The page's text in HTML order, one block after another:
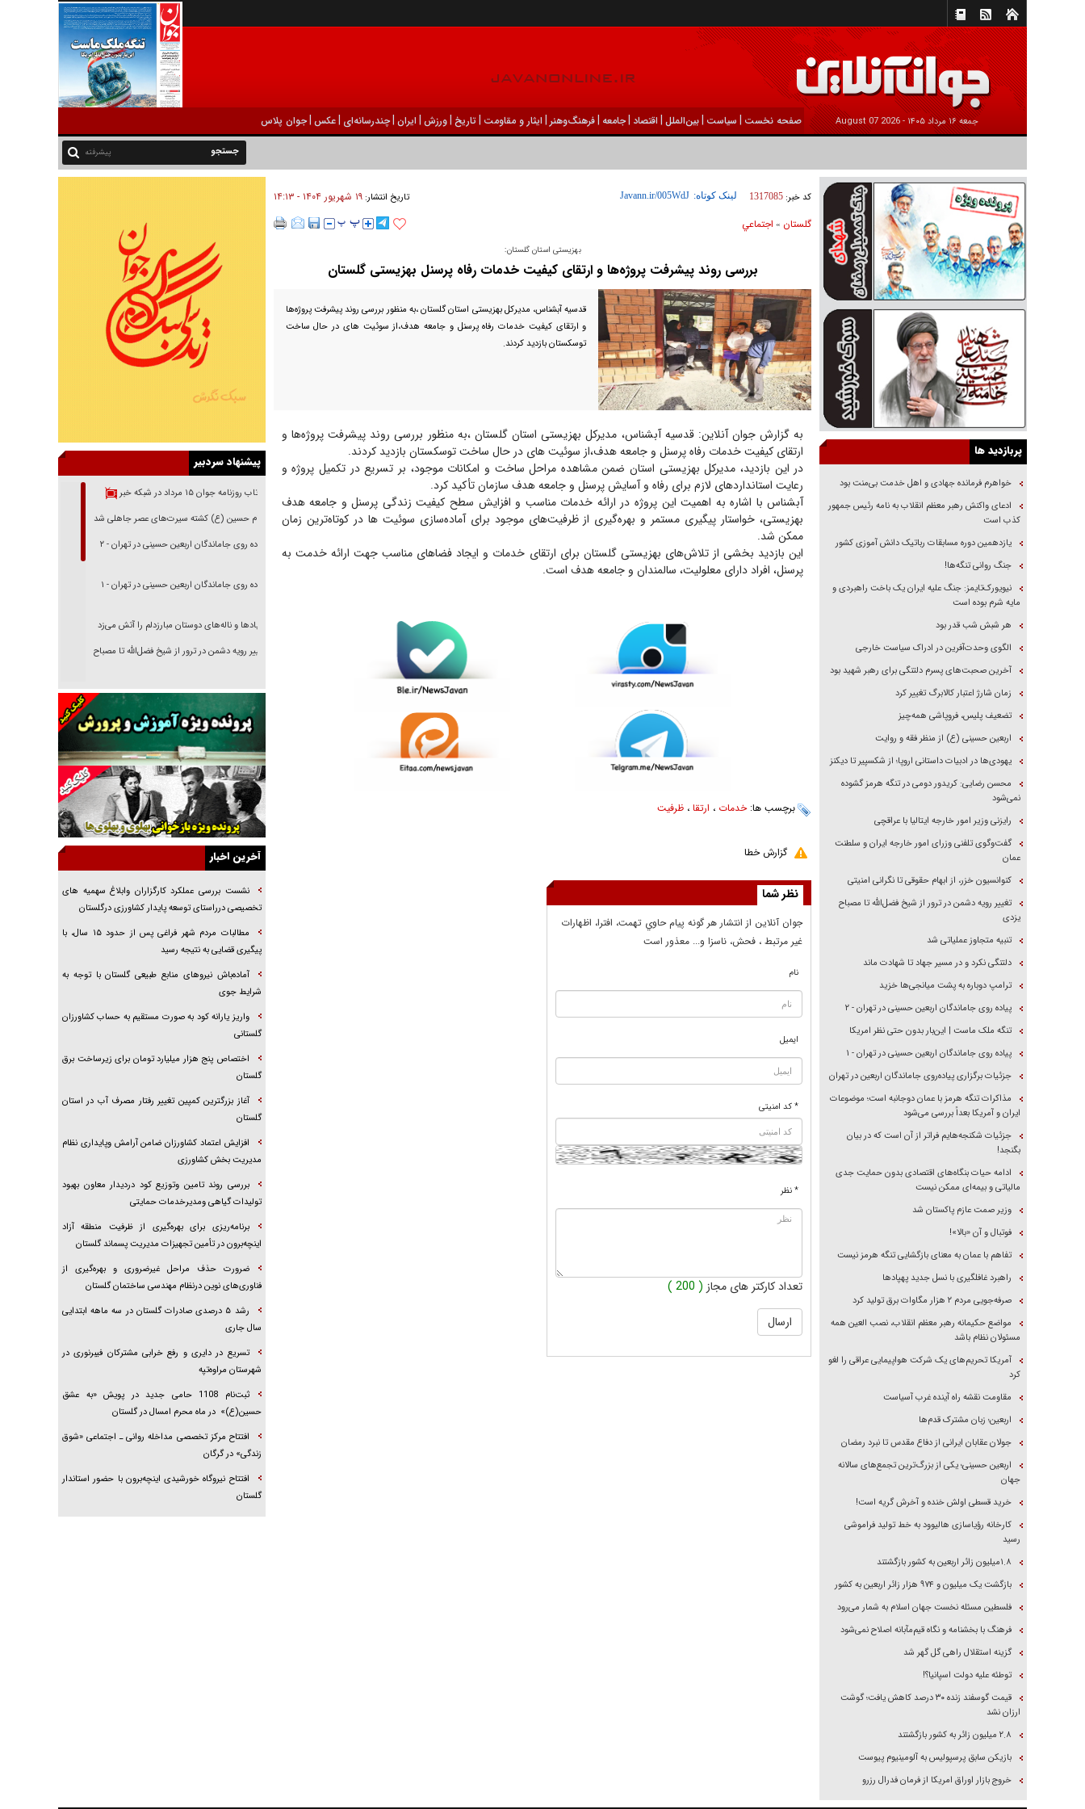
جمعه ۱۶ مرداد ۱۴۰۵ - 2026 August 07 صفحه نخست | سیاست |بين‌الملل | اقتصاد |جامعه |فرهنگ‌و‌هنر | ایثار و مقاومت |تاریخ |ورزش | ايران |چندرسانه‌ای |عکس |جوان پلاس
پیشرفته
کد خبر: 1317085 لینک کوتاه: تاریخ انتشار:۱۹ شهريور ۱۴۰۴ - ۱۴:۱۳
گلستان » اجتماعي
بهزیستی استان گلستان:
بررسی روند پیشرفت پروژه‌ها و ارتقای کیفیت خدمات رفاه پرسنل بهزیستی گلستان
قدسیه آبشناس، مدیرکل بهزیستی استان گلستان ،به منظور بررسی روند پیشرفت پروژه‌ها
و ارتقای کیفیت خدمات رفاه پرسنل و جامعه هدف،از سوئیت های در حال ساخت
توسکستان بازدید کردند.
به گزارش جوان آنلاین: قدسیه آبشناس، مدیرکل بهزیستی استان گلستان ،به منظور بررسی روند پیشرفت پروژه‌ها و
ارتقای کیفیت خدمات رفاه پرسنل و جامعه هدف،از سوئیت های در حال ساخت توسکستان بازدید کردند.
در این بازدید، مدیرکل بهزیستی استان ضمن مشاهده مراحل ساخت و امکانات موجود، بر تسریع در تکمیل پروژه و
رعایت استانداردهای لازم برای رفاه و آسایش پرسنل و جامعه هدف سازمان تأکید کرد.
آبشناس با اشاره به اهمیت این پروژه در ارائه خدمات مناسب و افزایش سطح کیفیت زندگی پرسنل و جامعه هدف
بهزیستی، خواستار پیگیری مستمر و بهره‌گیری از ظرفیت‌های موجود برای آماده‌سازی سوئیت ها در کوتاه‌ترین زمان
ممکن شد.
این بازدید بخشی از تلاش‌های بهزیستی گلستان برای ارتقای خدمات و ایجاد فضاهای مناسب جهت ارائه خدمت به
پرسنل، افراد دارای معلولیت، سالمندان و جامعه هدف است.
برچسب ها:خدمات ، ارتقا، ظرفیت
گزارش خطا
نظر شما
جوان آنلاين از انتشار هر گونه پيام حاوي تهمت، افترا، اظهارات
غير مرتبط ، فحش، ناسزا و... معذور است
نام
ایمیل
* کد امنیتی
* نظر
تعداد کارکتر های مجاز ( 200 )
پربازدید ها
خواهرم فرمانده جهادی و اهل خدمت بی‌منت بود
ادعای واکنش رهبر معظم انقلاب به نامه رئیس جمهور
کذب است
یازدهمین دوره مسابقات رباتیک دانش آموزی کشور
جنگ روانی تنگه‌ها!
نیویورک‌تایمز: جنگ علیه ایران یک باخت راهبردی و
مایه شرم بوده است
هر شبش شب قدر بود
الگوی وحدت‌آفرین در ادراک سیاست خارجی
آخرین صحبت‌های پسرم دلتنگی برای رهبر شهید بود
زمان شارژ اعتبار کالابرگ تغییر کرد
تضعیف پلیس، فروپاشی همه‌چیز
اربعین حسینی (ع) از منظر فقه و روایت
یهودی‌ها در ادبیات داستانی اروپا؛ از شکسپیر تا دیکنز
محسن رضایی: کریدور دومی در تنگه هرمز گشوده
نمی‌شود
رایزنی وزیر امور خارجه ایتالیا با عراقچی
گفت‌وگوی تلفنی وزرای امور خارجه ایران و سلطنت
عمان
کنوانسیون خزر، از ابهام حقوقی تا نگرانی امنیتی
تغییر رویه دشمن در ترور از شیخ فضل‌الله تا مصباح
یزدی
تنبیه متجاوز عملیاتی شد
دلتنگی نکرد و در مسیر جهاد تا شهادت ماند
ترامپ دوباره به پشت میانجی‌ها خزید
پیاده روی جاماندگان اربعین حسینی در تهران - ۲
تنگه ملک ماست | این‌بار بدون حتی نظر امریکا
پیاده روی جاماندگان اربعین حسینی در تهران - ۱
جزئیات برگزاری پیاده‌روی جاماندگان اربعین در تهران
مذاکرات تنگه هرمز با عمان دوجانبه است؛ موضوعات
ایران و آمریکا بعداً بررسی می‌شود
جزئیات شکنجه‌هایم فراتر از آن است که در بیان
بگنجد!
ادامه حیات بنگاه‌های اقتصادی بدون حمایت جدی
مالیاتی و بیمه‌ای ممکن نیست
وزیر صمت عازم پاکستان شد
فوتبال و آن «بالا»!
تفاهم با عمان به معنای بازگشایی تنگه هرمز نیست
راهبرد غافلگیری با نسل جدید پهپاد‌ها
صرفه‌جویی مردم ۲ هزار مگاوات برق تولید کرد
مواضع حکیمانه رهبر معظم انقلاب، نصب العین همه
مسئولان نظام باشد
آمریکا تحریم‌های یک شرکت هواپیمایی عراقی را لغو
کرد
مقاومت نقشه راه آینده غرب آسیاست
اربعین؛ زبان مشترک قدم‌ها
جولان عقابان ایرانی از دفاع مقدس تا نبرد رمضان
اربعین حسینی؛ یکی از بزرگ‌ترین تجمع‌های سالانه
جهان
خرید قسطی اولش خنده و آخرش گریه است!
کارخانه رؤیاسازی هالیوود به خط تولید فراموشی
رسید
۱.۸میلیون زائر اربعین به کشور بازگشتند
بازگشت یک میلیون و ۹۷۴ هزار زائر اربعین به کشور
فلسطین مسئله نخست جهان اسلام به شمار می‌رود
فرهنگ با بخشنامه و نگاه قیم‌مآبانه اصلاح نمی‌شود
گزینه استقلال راهی گل گهر شد
توطئه علیه دولت اسپانیا؟!
قیمت گوسفند زنده ۳۰ درصد کاهش یافت؛ گوشت
ارزان نشد
۲.۸ میلیون زائر به کشور بازگشتند
بازیکن سابق پرسپولیس به آلومینیوم پیوست
خروج بازار اوراق امریکا از فرمان فدرال رزرو
پیشنهاد سردبیر
بازتاب روزنامه جوان ۱۵ مرداد در شبکه خبر
امام حسین (ع) کشته سیرت‌های عصر جاهلی شد
پیاده روی جاماندگان اربعین حسینی در تهران - ۲
پیاده روی جاماندگان اربعین حسینی در تهران - ۱
فریاد‌ها و ناله‌های دوستان مبارزدلم را آتش می‌زد
تغییر رویه دشمن در ترور از شیخ فضل‌الله تا مصباح
خرید قسطی اولش خنده و آخرش گریه است!
فوتبال و آن «بالا»!
راهبرد غافلگیری با نسل جدید پهپاد‌ها
جنجال پزشکان تقلبی در صنعت زیبایی
یهودی‌ها در ادبیات داستانی اروپا؛ از شکسپیر تا
دیکنز
گفت‌وگو با خواهر یکی از شهدای جنگ رمضان/
خواهرم فرمانده جهادی و اهل خدمت بی‌منت بود
بگنجد!
گزارش «جوان» از قوانین سخت‌گیرانه ۶ قاره در
برابر یورش به پاسگاه‌های پلیس
تحلیل ابعاد پیام رهبر انقلاب به حزب‌الله/ مقاومت
نقشه راه آینده غرب آسیا
آخرین اخبار
نشست بررسی عملکرد کارگزاران وابلاغ سهمیه های
تخصیصی درراستای توسعه پایدار کشاورزی درگلستان
مطالبات مردم شهر فراغی پس از حدود ۱۵ سال، با
پیگیری قضایی به نتیجه رسید
آماده‌باش نیروهای منابع طبیعی گلستان با توجه به
شرایط جوی
واریز یارانه کود به صورت مستقیم به حساب کشاورزان
گلستانی
اختصاص پنج هزار میلیارد تومان برای زیرساخت برق
گلستان
آغاز بزرگترین كمپین تغییر رفتار مصرف آب در استان
گلستان
افزایش اعتماد کشاورزان ضامن آرامش وپایداری نظام
مدیریت بخش کشاورزی
بررسی روند تامین وتوزیع کود دردیدار معاون بهبود
تولیدات گیاهی ومدیرخدمات حمایتی
برنامه‌ریزی برای بهره‌گیری از ظرفیت منطقه آزاد
اینچه‌برون در تأمین تجهیزات مدیریت پسماند گلستان
ضرورت حذف مراحل غیرضروری و بهره‌گیری از
فناوری‌های نوین درنظام مهندسی ساختمان گلستان
رشد ۵ درصدی صادرات گلستان در سه ماهه ابتدایی
سال جاری
تسریع در دایری و رفع خرابی مشترکان فیبرنوری در
شهرستان مراوه‌تپه
ثبت‌نام 1108 حامی جدید در پویش «به عشق
حسین(ع)» در ماه محرم امسال در گلستان
افتتاح مرکز تخصصی مداخله روانی ـ اجتماعی «شوق
زندگی» در گرگان
افتتاح نیروگاه خورشیدی اینچه‌برون با حضور استاندار
گلستان